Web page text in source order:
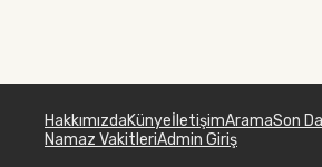
HakkımızdaKünyeİletişimAramaSon
Namaz VakitleriAdmin Giriş